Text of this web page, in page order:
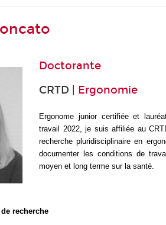
Doctorante
CRTD | Ergonomie
Ergonome junior certifiée et
travail 2022, je suis affiliée au
recherche pluridisciplinaire en
documenterles conditions de
moyen et long terme sur la santé.
recherche